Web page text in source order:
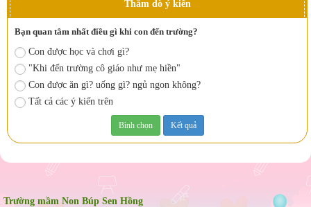
Thăm dò ý kiến
Bạn quan tâm nhất điều gì khi con đến trường?
Con được học và chơi gì?
"Khi đến trường cô giáo như mẹ hiền"
Con được ăn gì? uống gì? ngủ ngon không?
Tất cả các ý kiến trên
Trường mầm Non Búp Sen Hồng